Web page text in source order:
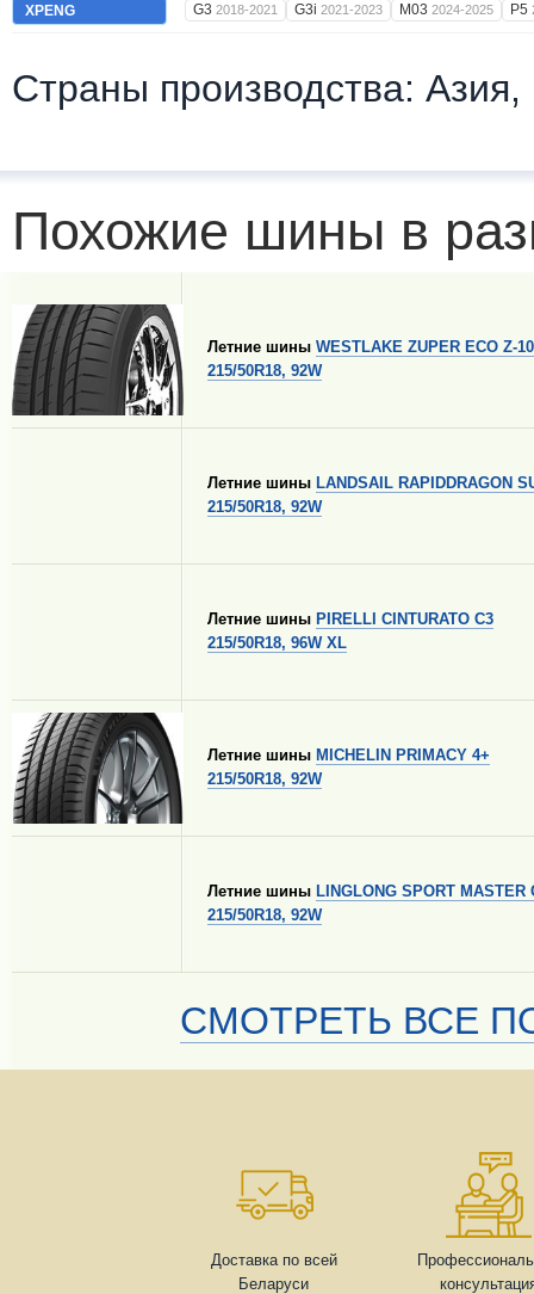
XPENG G3 2018-2021 G3i 2021-2023 M03 2024-2025 P5
Страны производства: Азия,
Похожие шины в
Летние шины WESTLAKE ZUPER ECO Z-
215/50R18, 92W
Летние шины LANDSAIL RAPIDDRAGON
215/50R18, 92W
Летние шины PIRELLI CINTURATO C3
215/50R18, 96W XL
Летние шины MICHELIN PRIMACY 4+
215/50R18, 92W
Летние шины LINGLONG SPORT MASTER
215/50R18, 92W
СМОТРЕТЬ ВСЕ
Доставка по всей
Беларуси